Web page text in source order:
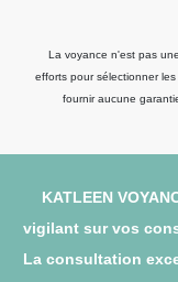
La voyance n'est pas
efforts pour sélectionner
fournir aucune
KATLEEN
vigilant sur vos
La consultation